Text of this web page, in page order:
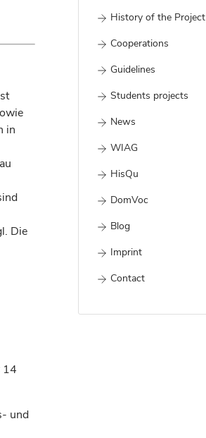
History of the Project
Cooperations
Guidelines
Students projects
News
WIAG
HisQu
DomVoc
Blog
Imprint
Contact
in
Die
14
und